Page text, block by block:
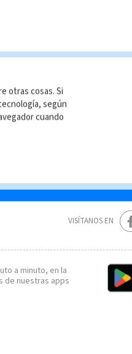
VISÍTANOS EN
a minuto, en la
de nuestras apps
otras cosas. Si
según
cuando